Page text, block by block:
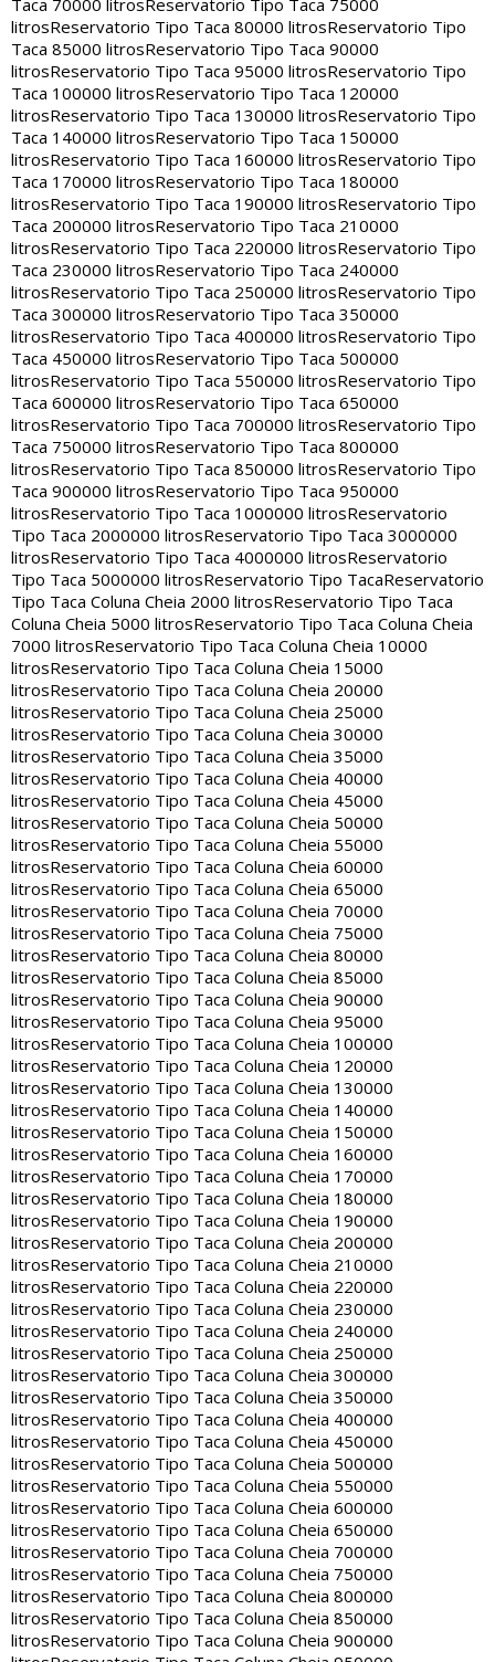
Taca 70000 litros Reservatorio Tipo Taca 75000
litrosReservatorio Tipo Taca 80000 litrosReservatorio Tipo
Taca 85000 litrosReservatorio Tipo Taca 90000
litrosReservatorio Tipo Taca 95000 litrosReservatorio Tipo
Taca 100000 litrosReservatorio Tipo Taca 120000
litrosReservatorio Tipo Taca 130000 litrosReservatorio Tipo
Taca 140000 litrosReservatorio Tipo Taca 150000
litrosReservatorio Tipo Taca 160000 litrosReservatorio Tipo
Taca 170000 litrosReservatorio Tipo Taca 180000
litrosReservatorio Tipo Taca 190000 litrosReservatorio Tipo
Taca 200000 litrosReservatorio Tipo Taca 210000
litrosReservatorio Tipo Taca 220000 litrosReservatorio Tipo
Taca 230000 litrosReservatorio Tipo Taca 240000
litrosReservatorio Tipo Taca 250000 litrosReservatorio Tipo
Taca 300000 litrosReservatorio Tipo Taca 350000
litrosReservatorio Tipo Taca 400000 litrosReservatorio Tipo
Taca 450000 litrosReservatorio Tipo Taca 500000
litrosReservatorio Tipo Taca 550000 litrosReservatorio Tipo
Taca 600000 litrosReservatorio Tipo Taca 650000
litrosReservatorio Tipo Taca 700000 litrosReservatorio Tipo
Taca 750000 litrosReservatorio Tipo Taca 800000
litrosReservatorio Tipo Taca 850000 litrosReservatorio Tipo
Taca 900000 litrosReservatorio Tipo Taca 950000
litrosReservatorio Tipo Taca 1000000 litrosReservatorio
Tipo Taca 2000000 litrosReservatorio Tipo Taca 3000000
litrosReservatorio Tipo Taca 4000000 litrosReservatorio
Tipo Taca 5000000 litrosReservatorio Tipo TacaReservatorio
Tipo Taca Coluna Cheia 2000 litrosReservatorio Tipo Taca
Coluna Cheia 5000 litrosReservatorio Tipo Taca Coluna Cheia
7000 litrosReservatorio Tipo Taca Coluna Cheia 10000
litrosReservatorio Tipo Taca Coluna Cheia 15000
litrosReservatorio Tipo Taca Coluna Cheia 20000
litrosReservatorio Tipo Taca Coluna Cheia 25000
litrosReservatorio Tipo Taca Coluna Cheia 30000
litrosReservatorio Tipo Taca Coluna Cheia 35000
litrosReservatorio Tipo Taca Coluna Cheia 40000
litrosReservatorio Tipo Taca Coluna Cheia 45000
litrosReservatorio Tipo Taca Coluna Cheia 50000
litrosReservatorio Tipo Taca Coluna Cheia 55000
litrosReservatorio Tipo Taca Coluna Cheia 60000
litrosReservatorio Tipo Taca Coluna Cheia 65000
litrosReservatorio Tipo Taca Coluna Cheia 70000
litrosReservatorio Tipo Taca Coluna Cheia 75000
litrosReservatorio Tipo Taca Coluna Cheia 80000
litrosReservatorio Tipo Taca Coluna Cheia 85000
litrosReservatorio Tipo Taca Coluna Cheia 90000
litrosReservatorio Tipo Taca Coluna Cheia 95000
litrosReservatorio Tipo Taca Coluna Cheia 100000
litrosReservatorio Tipo Taca Coluna Cheia 120000
litrosReservatorio Tipo Taca Coluna Cheia 130000
litrosReservatorio Tipo Taca Coluna Cheia 140000
litrosReservatorio Tipo Taca Coluna Cheia 150000
litrosReservatorio Tipo Taca Coluna Cheia 160000
litrosReservatorio Tipo Taca Coluna Cheia 170000
litrosReservatorio Tipo Taca Coluna Cheia 180000
litrosReservatorio Tipo Taca Coluna Cheia 190000
litrosReservatorio Tipo Taca Coluna Cheia 200000
litrosReservatorio Tipo Taca Coluna Cheia 210000
litrosReservatorio Tipo Taca Coluna Cheia 220000
litrosReservatorio Tipo Taca Coluna Cheia 230000
litrosReservatorio Tipo Taca Coluna Cheia 240000
litrosReservatorio Tipo Taca Coluna Cheia 250000
litrosReservatorio Tipo Taca Coluna Cheia 300000
litrosReservatorio Tipo Taca Coluna Cheia 350000
litrosReservatorio Tipo Taca Coluna Cheia 400000
litrosReservatorio Tipo Taca Coluna Cheia 450000
litrosReservatorio Tipo Taca Coluna Cheia 500000
litrosReservatorio Tipo Taca Coluna Cheia 550000
litrosReservatorio Tipo Taca Coluna Cheia 600000
litrosReservatorio Tipo Taca Coluna Cheia 650000
litrosReservatorio Tipo Taca Coluna Cheia 700000
litrosReservatorio Tipo Taca Coluna Cheia 750000
litrosReservatorio Tipo Taca Coluna Cheia 800000
litrosReservatorio Tipo Taca Coluna Cheia 850000
litrosReservatorio Tipo Taca Coluna Cheia 900000